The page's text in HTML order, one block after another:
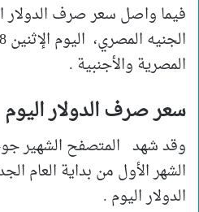
فيما واصل سعر صرف الدولار
المصرية والأجنبية .
سعر صرف الدولار اليوم
وقد شهد المتصفح الشهير
الدولار اليوم .